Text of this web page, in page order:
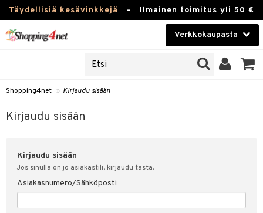
Täydellisiä kesävinkkejä - Ilmainen toimitus yli 50 €
Verkkokaupasta
Piilolinssit
Luontaistuotteet
Fitness
Koti & Sisustus
Lelut, Lapsi & Vauva
Shopping4net » Kirjaudu sisään
Kirjaudu sisään
Kirjaudu sisään
Jos sinulla on jo asiakastili, kirjaudu tästä.
Asiakasnumero/Sähköposti
sisään
& vastauksia